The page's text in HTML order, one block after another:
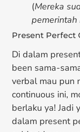
(Mereka
pemerintah
Present Perfect
Di dalam
been sama-
verbal mau pun
continuous ini,
berlaku ya! Jadi
dalam present